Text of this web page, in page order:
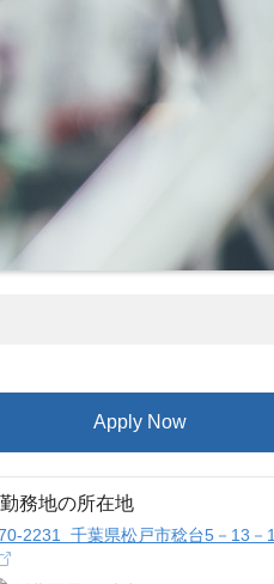
Apply Now
勤務地の所在地
2231 千葉県松戸市稔台5－13－1